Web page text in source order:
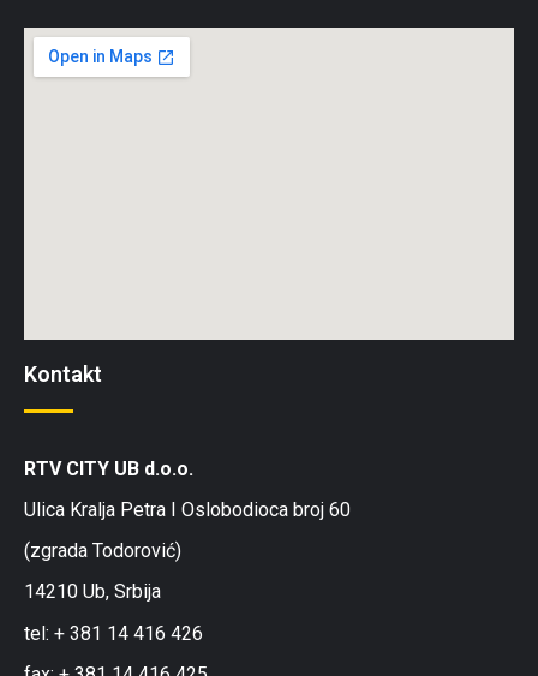
Kontakt
RTV CITY UB d.o.o.
Ulica Kralja Petra I Oslobodioca broj 60
(zgrada Todorović)
14210 Ub, Srbija
tel: + 381 14 416 426